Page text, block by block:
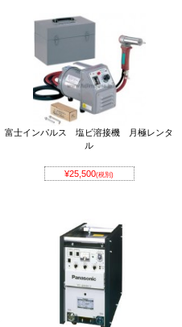
富士インパルス 塩ビ溶接機 月極レンタ
ル
¥25,500(税別)